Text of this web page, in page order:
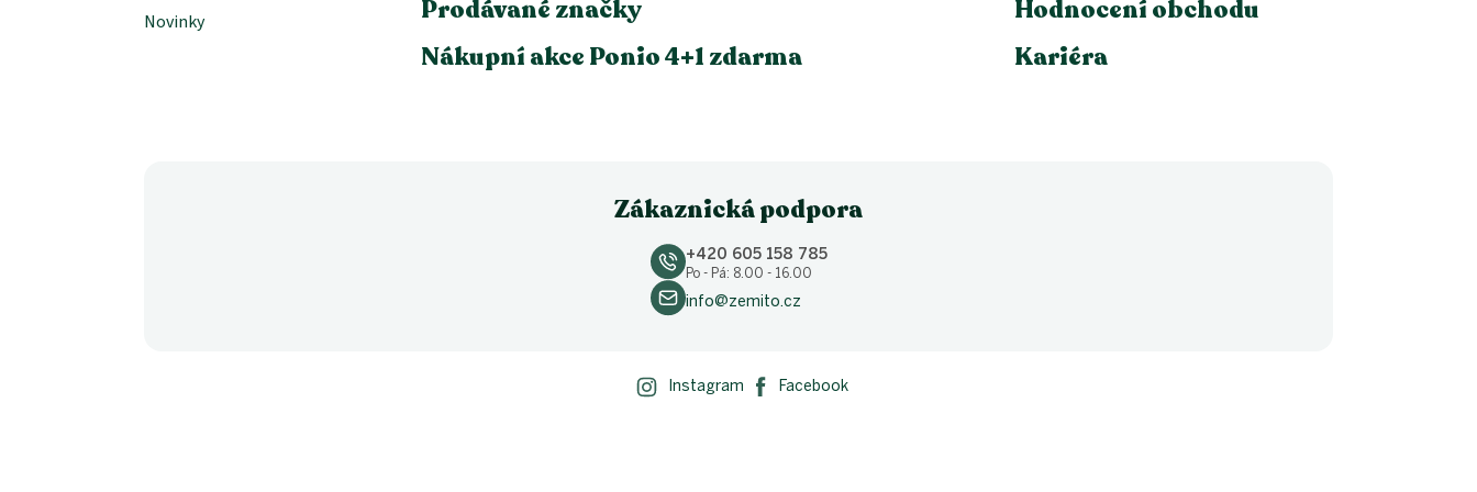
Novinky
Prodávané značky
Nákupní akce Ponio 4+1 zdarma
Hodnocení obchodu
Kariéra
Zákaznická podpora
+420 605 158 785
Po - Pá: 8.00 - 16.00
info@zemito.cz
Instagram Facebook